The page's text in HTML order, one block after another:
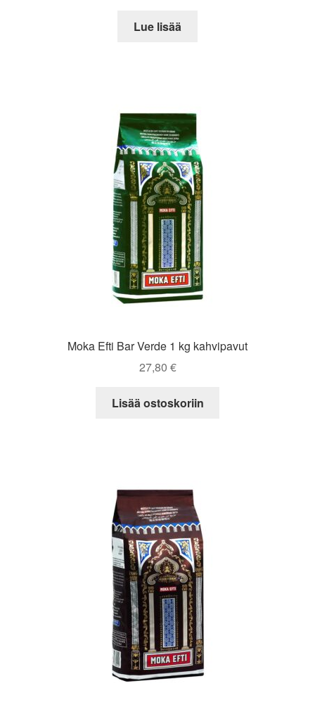
Lue lisää
Moka Efti Bar Verde 1 kg kahvipavut
27,80 €
Lisää ostoskoriin